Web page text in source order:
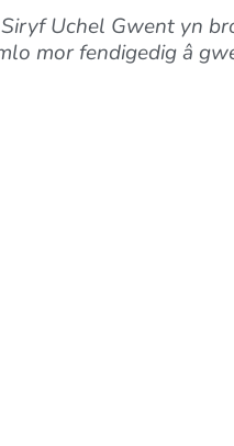
Uchel Gwent yn
mor fendigedig â